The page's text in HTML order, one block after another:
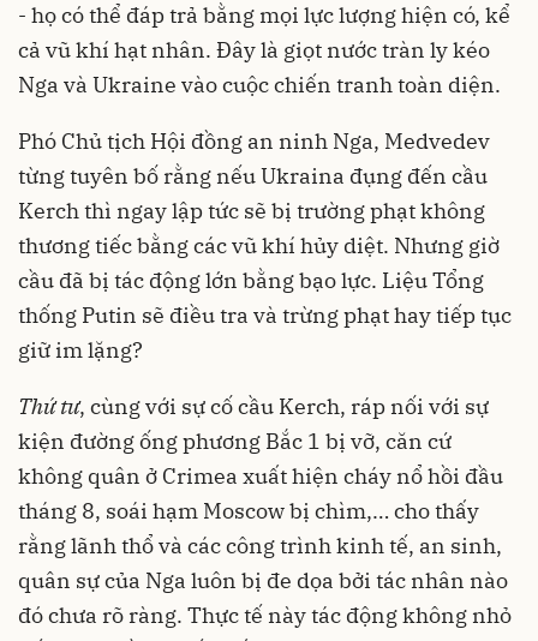
- họ có thể đáp trả bằng mọi lực lượng hiện có, kể
cả vũ khí hạt nhân. Đây là giọt nước tràn ly kéo
Nga và Ukraine vào cuộc chiến tranh toàn diện.
Phó Chủ tịch Hội đồng an ninh Nga, Medvedev
từng tuyên bố rằng nếu Ukraina đụng đến cầu
Kerch thì ngay lập tức sẽ bị trường phạt không
thương tiếc bằng các vũ khí hủy diệt. Nhưng giờ
cầu đã bị tác động lớn bằng bạo lực. Liệu Tổng
thống Putin sẽ điều tra và trừng phạt hay tiếp tục
giữ im lặng?
Thứ tư, cùng với sự cố cầu Kerch, ráp nối với sự
kiện đường ống phương Bắc 1 bị vỡ, căn cứ
không quân ở Crimea xuất hiện cháy nổ hồi đầu
tháng 8, soái hạm Moscow bị chìm,… cho thấy
rằng lãnh thổ và các công trình kinh tế, an sinh,
quân sự của Nga luôn bị đe dọa bởi tác nhân nào
đó chưa rõ ràng. Thực tế này tác động không nhỏ